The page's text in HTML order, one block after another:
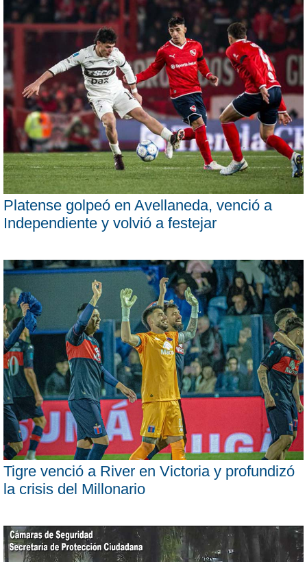
Platense golpeó en Avellaneda, venció a
Independiente y volvió a festejar
Tigre venció a River en Victoria y profundizó
la crisis del Millonario